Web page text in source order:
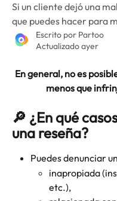
Si un cliente dejó una
que puedes hacer para
Escrito por Partoo
Actualizado ayer
En general, no es
menos que
🔎 ¿En qué
una reseña?
Puedes denunciar
inapropiada
etc.),